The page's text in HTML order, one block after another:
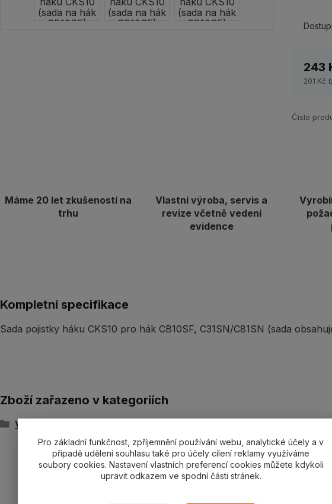
243
201 Kč
Číslo
Máme 20 let zkušeností na
trhu
Vlastní výroba, servis a
revize včetně vedení
evidence
Kompletní specifikace
Sada pojistky háku CKS10 pro hák CB10SF, C31SN/C81SN (sada
Zboží zařazeno v kategoriích
Vázací řetězy CARTEC G8
CARTEC G8
Pro základní funkčnost, zpříjemnění používání webu, analytické účely a v
případě udělení souhlasu také pro účely cílení reklamy využíváme
soubory cookies. Nastavení vlastních preferencí cookies můžete kdykoli
upravit odkazem ve spodní části stránek.